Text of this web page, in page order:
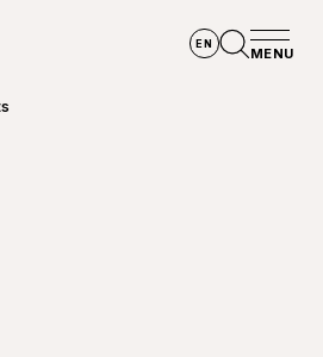
EN
MENU